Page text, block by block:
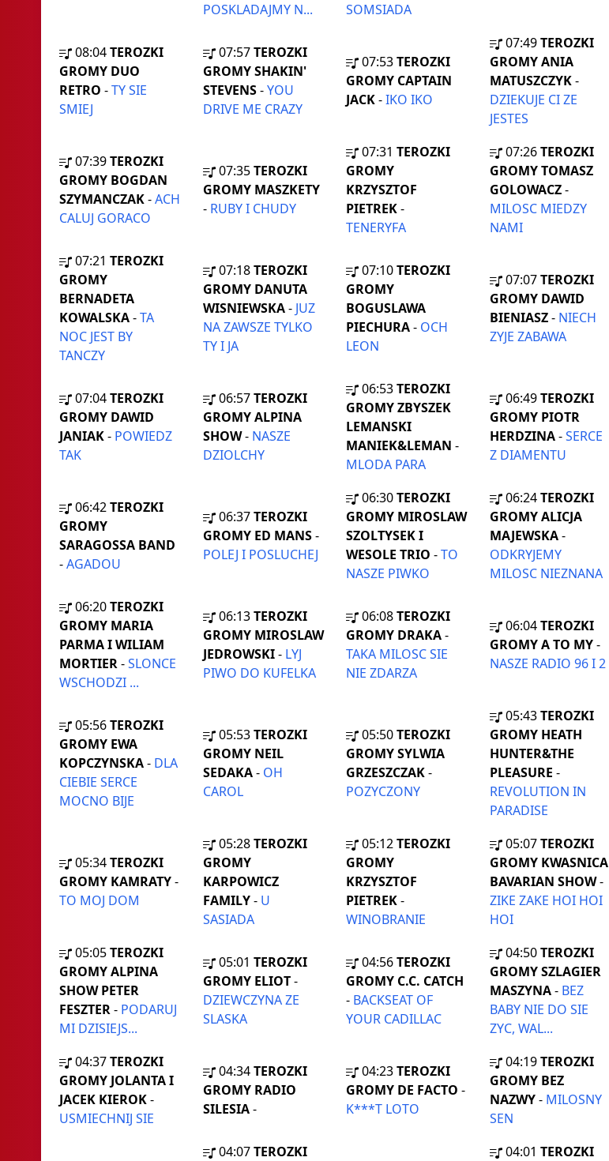
POSKLADAJMY N...
SOMSIADA
08:04TEROZKI
GROMY DUO
RETRO -TY SIE
SMIEJ
07:57 TEROZKI
GROMY SHAKIN'
STEVENS-YOU
DRIVE ME CRAZY
07:53TEROZKI
GROMY CAPTAIN
JACK-IKO IKO
07:49 TEROZKI
GROMY ANIA
MATUSZCZYK-
DZIEKUJE CI ZE
JESTES
07:39TEROZKI
GROMY BOGDAN
SZYMANCZAK-ACH
CALUJ GORACO
07:35 TEROZKI
GROMY MASZKETY
- RUBY I CHUDY
07:31 TEROZKI
GROMY
KRZYSZTOF
PIETREK-
TENERYFA
07:26 TEROZKI
GROMY TOMASZ
GOLOWACZ-
MILOSC MIEDZY
NAMI
07:21 TEROZKI
GROMY
BERNADETA
KOWALSKA-TA
NOC JEST BY
TANCZY
07:18 TEROZKI
GROMY DANUTA
WISNIEWSKA- JUZ
NA ZAWSZE TYLKO
TY I JA
07:10TEROZKI
GROMY
BOGUSLAWA
PIECHURA- OCH
LEON
07:07 TEROZKI
GROMY DAWID
BIENIASZ- NIECH
ZYJE ZABAWA
07:04TEROZKI
GROMY DAWID
JANIAK- POWIEDZ
TAK
06:57 TEROZKI
GROMY ALPINA
SHOW- NASZE
DZIOLCHY
06:53TEROZKI
GROMY ZBYSZEK
LEMANSKI
MANIEK&LEMAN -
MLODA PARA
06:49 TEROZKI
GROMY PIOTR
HERDZINA-SERCE
Z DIAMENTU
06:42TEROZKI
GROMY
SARAGOSSA BAND
-AGADOU
06:37 TEROZKI
GROMY ED MANS-
POLEJ I POSLUCHEJ
06:30TEROZKI
GROMY MIROSLAW
SZOLTYSEK I
WESOLE TRIO -TO
NASZE PIWKO
06:24 TEROZKI
GROMY ALICJA
MAJEWSKA-
ODKRYJEMY
MILOSC NIEZNANA
06:20TEROZKI
GROMY MARIA
PARMA I WILIAM
MORTIER-SLONCE
WSCHODZI ...
06:13 TEROZKI
GROMY MIROSLAW
JEDROWSKI- LYJ
PIWO DO KUFELKA
06:08TEROZKI
GROMY DRAKA-
TAKA MILOSC SIE
NIE ZDARZA
06:04 TEROZKI
GROMY A TO MY-
NASZE RADIO 96 I 2
05:56TEROZKI
GROMY EWA
KOPCZYNSKA- DLA
CIEBIE SERCE
MOCNO BIJE
05:53 TEROZKI
GROMY NEIL
SEDAKA- OH
CAROL
05:50TEROZKI
GROMY SYLWIA
GRZESZCZAK-
POZYCZONY
05:43 TEROZKI
GROMY HEATH
HUNTER&THE
PLEASURE -
REVOLUTION IN
PARADISE
05:34TEROZKI
GROMY KAMRATY-
TO MOJ DOM
05:28 TEROZKI
GROMY
KARPOWICZ
FAMILY- U
SASIADA
05:12TEROZKI
GROMY
KRZYSZTOF
PIETREK-
WINOBRANIE
05:07 TEROZKI
GROMY KWASNICA
BAVARIAN SHOW-
ZIKE ZAKE HOI HOI
HOI
05:05TEROZKI
GROMY ALPINA
SHOW PETER
FESZTER- PODARUJ
MI DZISIEJS...
05:01 TEROZKI
GROMY ELIOT-
DZIEWCZYNA ZE
SLASKA
04:56TEROZKI
GROMY C.C. CATCH
- BACKSEAT OF
YOUR CADILLAC
04:50 TEROZKI
GROMY SZLAGIER
MASZYNA- BEZ
BABY NIE DO SIE
ZYC, WAL...
04:37TEROZKI
GROMY JOLANTA I
JACEK KIEROK-
USMIECHNIJ SIE
04:34 TEROZKI
GROMY RADIO
SILESIA-
04:23TEROZKI
GROMY DE FACTO -
K***T LOTO
04:19 TEROZKI
GROMY BEZ
NAZWY- MILOSNY
SEN
04:07 TEROZKI
04:01 TEROZKI